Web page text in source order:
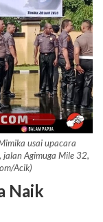
usai upacara
jalan Agimuga Mile 32,
Acik)
Naik